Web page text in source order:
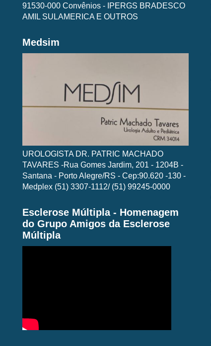
91530-000 Convênios - IPERGS BRADESCO
AMIL SULAMERICA E OUTROS
Medsim
UROLOGISTA DR. PATRIC MACHADO
TAVARES -Rua Gomes Jardim, 201 - 1204B -
Santana - Porto Alegre/RS - Cep:90.620 -130 -
Medplex (51) 3307-1112/ (51) 99245-0000
Esclerose Múltipla - Homenagem
do Grupo Amigos da Esclerose
Múltipla